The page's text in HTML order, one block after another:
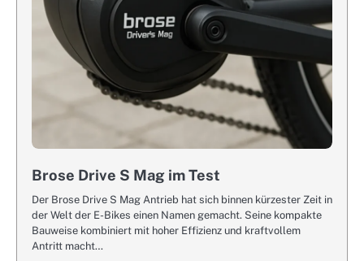
Brose Drive S Mag im Test
Der Brose Drive S Mag Antrieb hat sich binnen kürzester Zeit in
der Welt der E-Bikes einen Namen gemacht. Seine kompakte
Bauweise kombiniert mit hoher Effizienz und kraftvollem
Antritt macht…